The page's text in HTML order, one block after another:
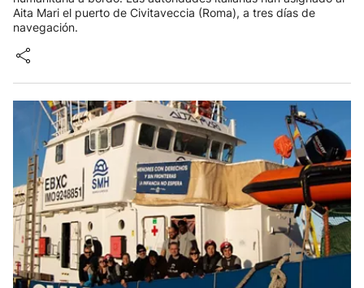
Aita Mari el puerto de Civitaveccia (Roma), a tres días de
navegación.